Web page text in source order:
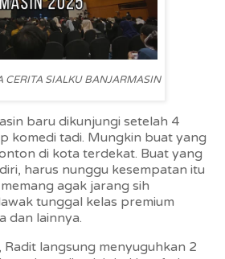
CERITA SIALKU BANJARMASIN
baru dikunjungi setelah 4
komedi tadi. Mungkin buat yang
di kota terdekat. Buat yang
harus nunggu kesempatan itu
agak jarang sih
tunggal kelas premium
dan lainnya.
Radit langsung menyuguhkan 2